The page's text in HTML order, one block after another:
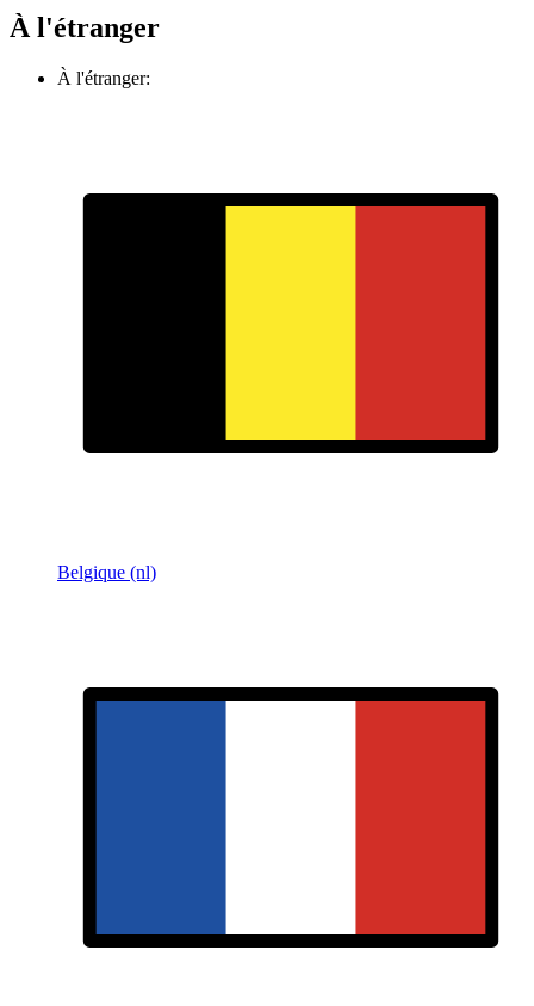
À l'étranger
À l'étranger:
Belgique (nl)